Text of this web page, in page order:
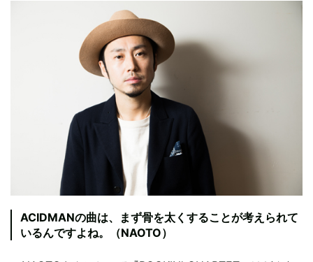
ACIDMANの曲は、まず骨を太くすることが考えられて
いるんですよね。（NAOTO）